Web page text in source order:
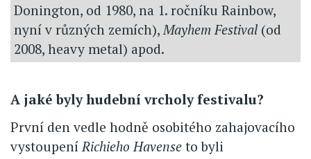
Donington, od 1980, na 1. ročníku Rainbow,
nyní v různých zemích), Mayhem Festival (od
2008, heavy metal) apod.
A jaké byly hudební vrcholy festivalu?
První den vedle hodně osobitého zahajovacího
vystoupení Richieho Havense to byli